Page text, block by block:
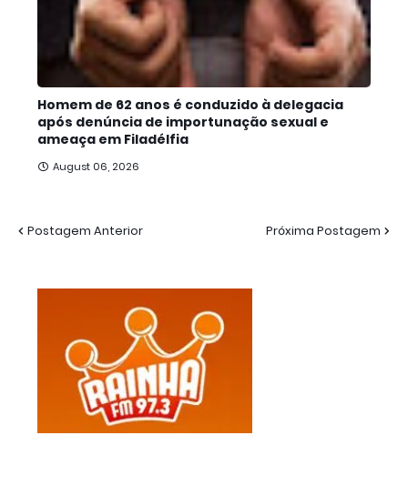
Homem de 62 anos é conduzido à delegacia
após denúncia de importunação sexual e
ameaça em Filadélfia
August 06, 2026
Postagem Anterior Próxima Postagem